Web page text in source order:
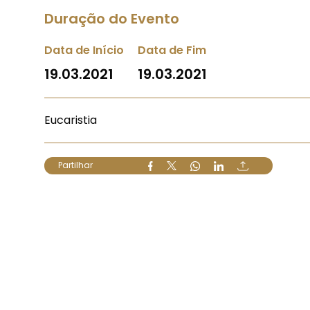
Duração do Evento
Data de Início
19.03.2021
Data de Fim
19.03.2021
Eucaristia
Partilhar